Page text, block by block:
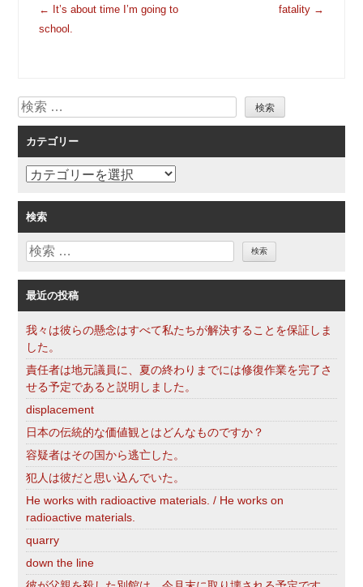
投
稿
ー
シ
ョ
ン
←
It’s about time I’m going to
school.
fatality →
検
索
カテゴリー
カ
ゴ
リ
ー
検索
検
最近の投稿
我々は彼らの懸念はすべて私たちが解決することを保証しま
した。
責任者は地元議員に、夏の終わりまでには修復作業を完了さ
せる予定であると説明しました。
displacement
日本の伝統的な価値観とはどんなものですか？
容疑者はその国から逃亡した。
犯人は彼だと思い込んでいた。
He works with radioactive materials. / He works on
radioactive materials.
quarry
down the line